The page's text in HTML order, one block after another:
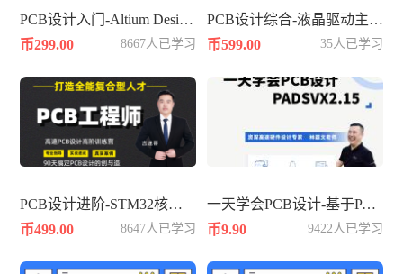
PCB设计入门-Altium Designer平台速成
币299.00
8667人已学习
PCB设计综合-液晶驱动主板4层
币599.00
35人已学习
PCB设计进阶-STM32核心板4层板
币499.00
8647人已学习
一天学会PCB设计-基于PADSVX2.15
币9.90
9422人已学习